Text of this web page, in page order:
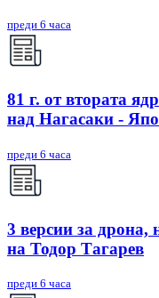
преди 6 часа
81 г. от втората
над Нагасаки -
преди 6 часа
3 версии за
на Тодор Тагарев
преди 6 часа